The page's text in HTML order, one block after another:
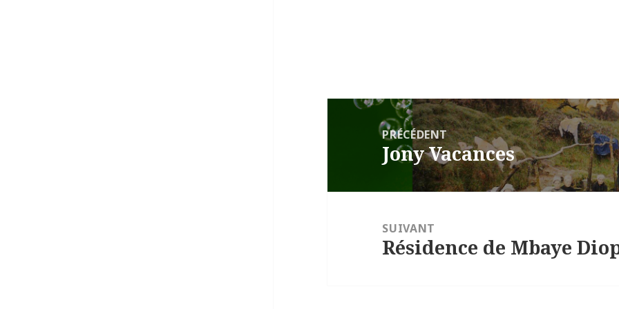
Navigation
PRÉCÉDENT
Article
précédent :
Jony Vacances
SUIVANT
Article
Résidence de Mbaye